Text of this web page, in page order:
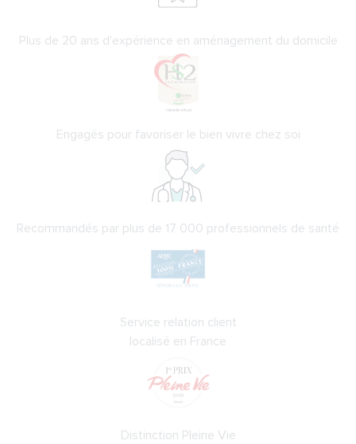
Plus de 20 ans d'expérience en aménagement du domicile
Engagés pour favoriser le bien vivre chez soi
Recommandés par plus de 17 000 professionnels de santé
Service relation client
localisé en France
Distinction Pleine Vie